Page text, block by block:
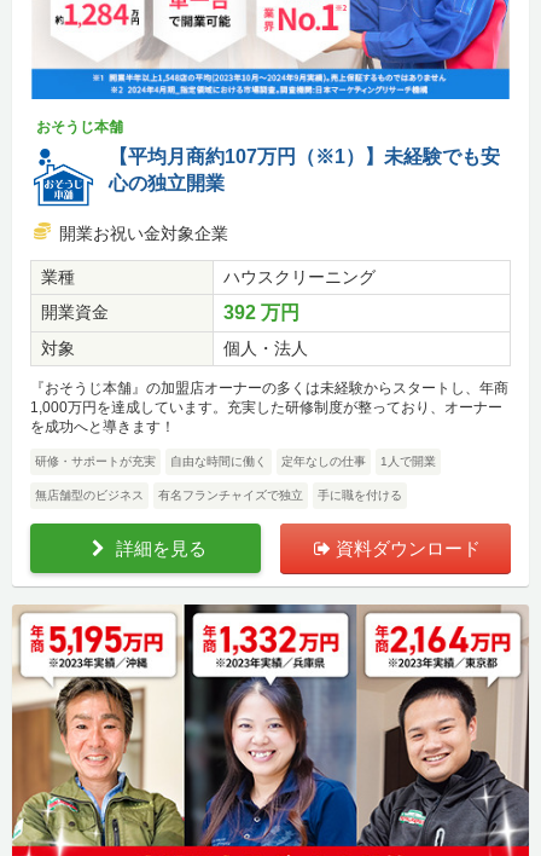
おそうじ本舗
【平均月商約107万円（※1）】未経験でも安
心の独立開業
開業お祝い金対象企業
業種
ハウスクリーニング
開業資金
392 万円
対象 個人・法人
『おそうじ本舗』の加盟店オーナーの多くは未経験からスタートし、年商
1,000万円を達成しています。充実した研修制度が整っており、オーナー
を成功へと導きます！
研修・サポートが充実 自由な時間に働く 定年なしの仕事 1人で開業
無店舗型のビジネス 有名フランチャイズで独立 手に職を付ける
詳細を見る 資料ダウンロード